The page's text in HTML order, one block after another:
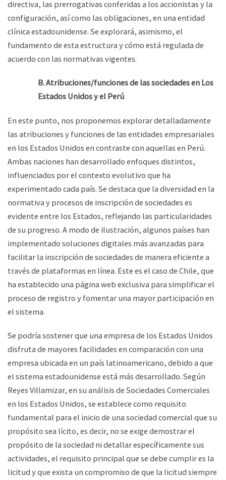
directiva, las prerrogativas conferidas a los accionistas y la
configuración, así como las obligaciones, en una entidad
clínica estadounidense. Se explorará, asimismo, el
fundamento de esta estructura y cómo está regulada de
acuerdo con las normativas vigentes.
B. Atribuciones/funciones de las sociedades en Los
Estados Unidos y el Perú
En este punto, nos proponemos explorar detalladamente
las atribuciones y funciones de las entidades empresariales
en los Estados Unidos en contraste con aquellas en Perú.
Ambas naciones han desarrollado enfoques distintos,
influenciados por el contexto evolutivo que ha
experimentado cada país. Se destaca que la diversidad en la
normativa y procesos de inscripción de sociedades es
evidente entre los Estados, reflejando las particularidades
de su progreso. A modo de ilustración, algunos países han
implementado soluciones digitales más avanzadas para
facilitar la inscripción de sociedades de manera eficiente a
través de plataformas en línea. Este es el caso de Chile, que
ha establecido una página web exclusiva para simplificar el
proceso de registro y fomentar una mayor participación en
el sistema.
Se podría sostener que una empresa de los Estados Unidos
disfruta de mayores facilidades en comparación con una
empresa ubicada en un país latinoamericano, debido a que
el sistema estadounidense está más desarrollado. Según
Reyes Villamizar, en su análisis de Sociedades Comerciales
en los Estados Unidos, se establece como requisito
fundamental para el inicio de una sociedad comercial que su
propósito sea lícito, es decir, no se exige demostrar el
propósito de la sociedad ni detallar específicamente sus
actividades, el requisito principal que se debe cumplir es la
licitud y que exista un compromiso de que la licitud siempre